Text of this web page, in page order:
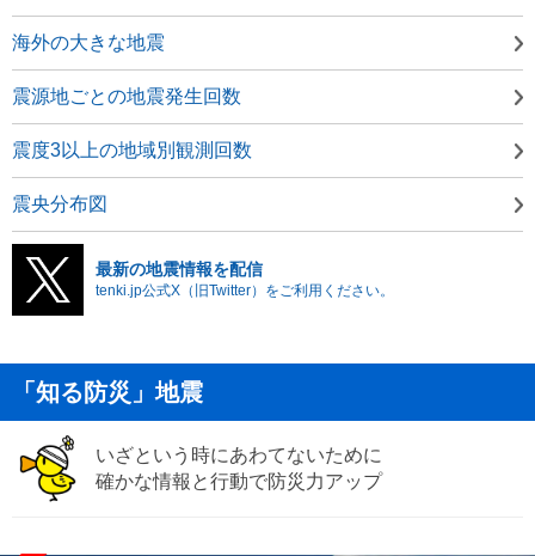
海外の大きな地震
震源地ごとの地震発生回数
震度3以上の地域別観測回数
震央分布図
最新の地震情報を配信
tenki.jp公式X（旧Twitter）をご利用ください。
「知る防災」地震
いざという時にあわてないために
確かな情報と行動で防災力アップ